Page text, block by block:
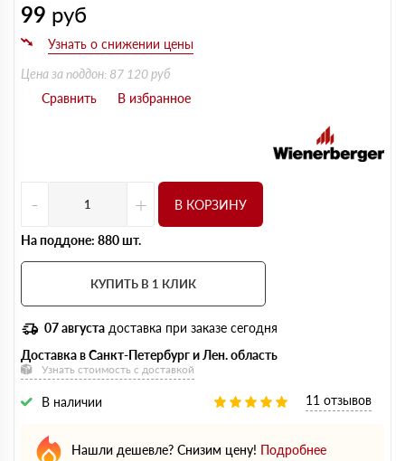
99 руб
Цена за поддон: 87 120 руб
- + В КОРЗИНУ
На поддоне: 880 шт.
КУПИТЬ В 1 КЛИК
07 августа доставка при заказе сегодня
Доставка в Санкт-Петербург и Лен. область
Узнать стоимость с доставкой
В наличии 11 отзывов
Нашли дешевле? Снизим цену! Подробнее